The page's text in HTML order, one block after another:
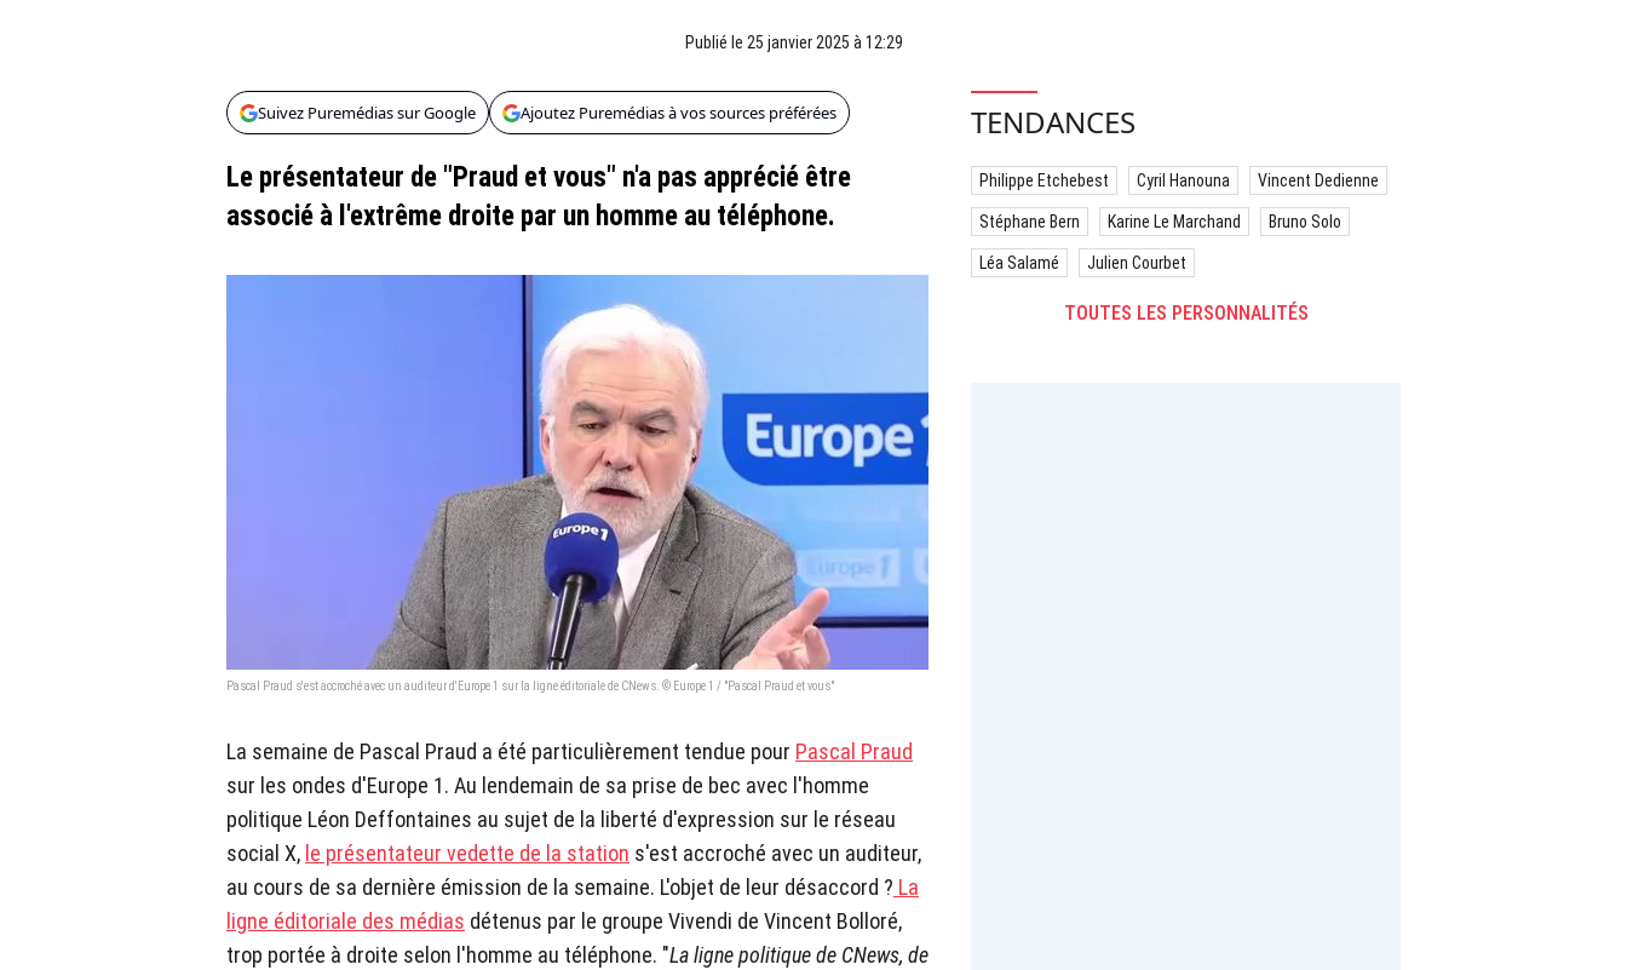
Publié le 25 janvier 2025 à 12:29
Suivez Puremédias sur Google Ajoutez Puremédias à vos sources préférées
Le présentateur de "Praud et vous" n'a pas apprécié être
associé à l'extrême droite par un homme au téléphone.
Pascal Praud s'est accroché avec un auditeur d'Europe 1 sur la ligne éditoriale de CNews. © Europe 1 / "Pascal Praud et vous"
La semaine de Pascal Praud a été particulièrement tendue pour Pascal Praud
sur les ondes d'Europe 1. Au lendemain de sa prise de bec avec l'homme
politique Léon Deffontaines au sujet de la liberté d'expression sur le réseau
social X, le présentateur vedette de la station s'est accroché avec un auditeur,
au cours de sa dernière émission de la semaine. L'objet de leur désaccord ? La
ligne éditoriale des médias détenus par le groupe Vivendi de Vincent Bolloré,
trop portée à droite selon l'homme au téléphone. "La ligne politique de CNews, de
TENDANCES
Philippe Etchebest Cyril Hanouna Vincent Dedienne
Stéphane Bern Karine Le Marchand Bruno Solo
Léa Salamé Julien Courbet
TOUTES LES PERSONNALITÉS